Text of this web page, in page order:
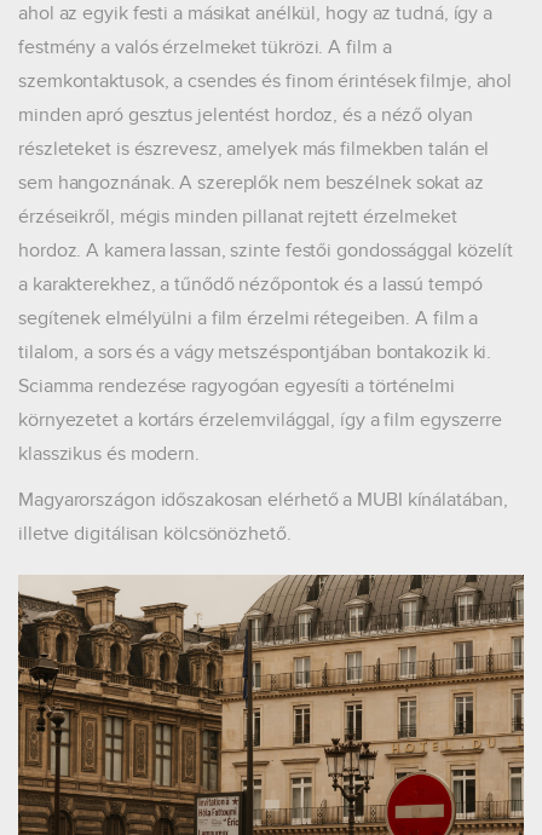
ahol az egyik festi a másikat anélkül, hogy az tudná, így a
festmény a valós érzelmeket tükrözi. A film a
szemkontaktusok, a csendes és finom érintések filmje, ahol
minden apró gesztus jelentést hordoz, és a néző olyan
részleteket is észrevesz, amelyek más filmekben talán el
sem hangoznának. A szereplők nem beszélnek sokat az
érzéseikről, mégis minden pillanat rejtett érzelmeket
hordoz. A kamera lassan, szinte festői gondossággal közelít
a karakterekhez, a tűnődő nézőpontok és a lassú tempó
segítenek elmélyülni a film érzelmi rétegeiben. A film a
tilalom, a sors és a vágy metszéspontjában bontakozik ki.
Sciamma rendezése ragyogóan egyesíti a történelmi
környezetet a kortárs érzelemvilággal, így a film egyszerre
klasszikus és modern.
Magyarországon időszakosan elérhető a MUBI kínálatában,
illetve digitálisan kölcsönözhető.